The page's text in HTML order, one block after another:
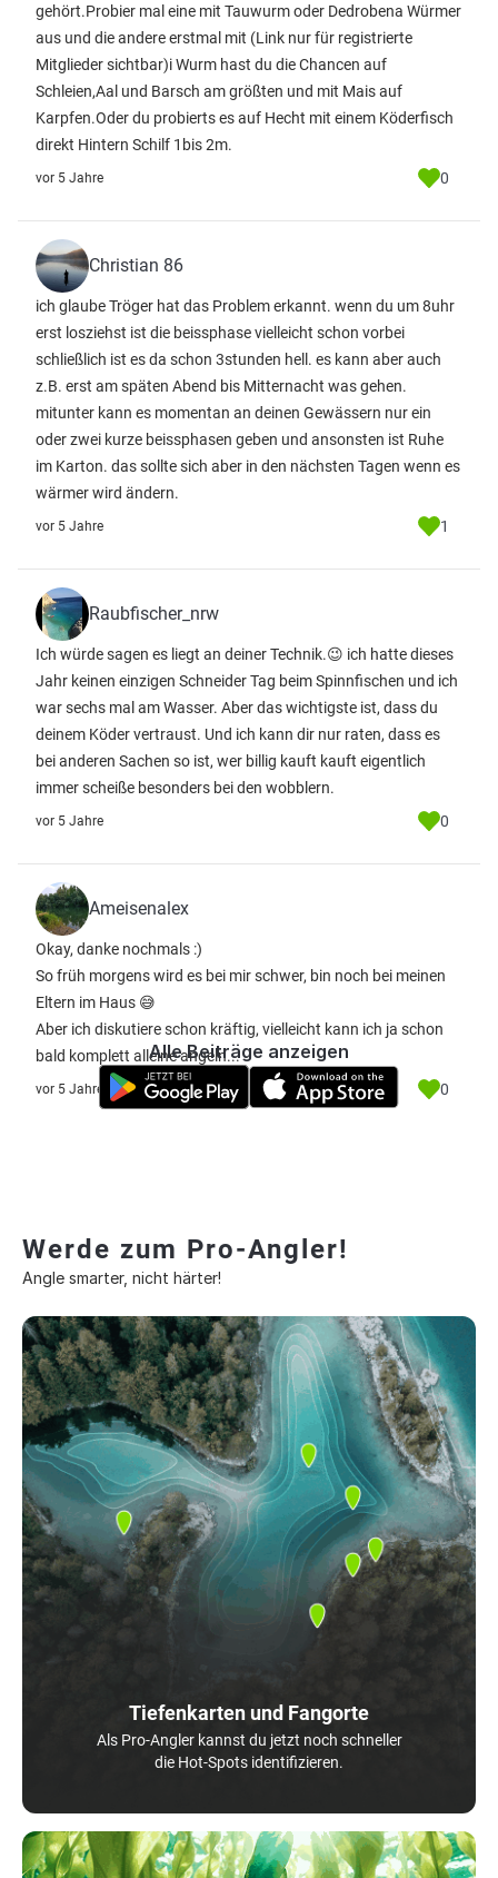
gehört.Probier mal eine mit Tauwurm oder Dedrobena Würmer
aus und die andere erstmal mit (Link nur für registrierte
Mitglieder sichtbar)i Wurm hast du die Chancen auf
Schleien,Aal und Barsch am größten und mit Mais auf
Karpfen.Oder du probierts es auf Hecht mit einem Köderfisch
direkt Hintern Schilf 1bis 2m.
vor 5 Jahre 0
Christian 86
ich glaube Tröger hat das Problem erkannt. wenn du um 8uhr
erst losziehst ist die beissphase vielleicht schon vorbei
schließlich ist es da schon 3stunden hell. es kann aber auch
z.B. erst am späten Abend bis Mitternacht was gehen.
mitunter kann es momentan an deinen Gewässern nur ein
oder zwei kurze beissphasen geben und ansonsten ist Ruhe
im Karton. das sollte sich aber in den nächsten Tagen wenn es
wärmer wird ändern.
vor 5 Jahre 1
Raubfischer_nrw
Ich würde sagen es liegt an deiner Technik.😉 ich hatte dieses
Jahr keinen einzigen Schneider Tag beim Spinnfischen und ich
war sechs mal am Wasser. Aber das wichtigste ist, dass du
deinem Köder vertraust. Und ich kann dir nur raten, dass es
bei anderen Sachen so ist, wer billig kauft kauft eigentlich
immer scheiße besonders bei den wobblern.
vor 5 Jahre 0
Ameisenalex
Okay, danke nochmals :)
So früh morgens wird es bei mir schwer, bin noch bei meinen
Eltern im Haus 😅
Aber ich diskutiere schon kräftig, vielleicht kann ich ja schon
bald komplett alleine angeln...
vor 5 Jahre 0
Alle Beiträge anzeigen
Werde zum Pro-Angler!
Angle smarter, nicht härter!
Tiefenkarten und Fangorte
Als Pro-Angler kannst du jetzt noch schneller
die Hot-Spots identifizieren.